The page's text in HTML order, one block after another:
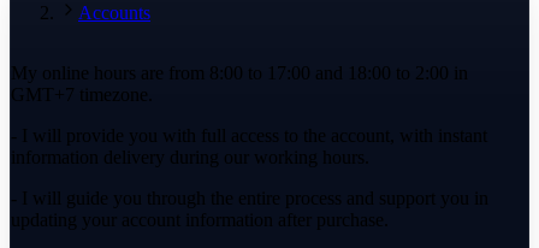
Accounts
My online hours are from 8:00 to 17:00 and 18:00 to 2:00 in
GMT+7 timezone.
- I will provide you with full access to the account, with instant
information delivery during our working hours.
- I will guide you through the entire process and support you in
updating your account information after purchase.